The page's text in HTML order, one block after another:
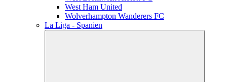
West Ham United
Wolverhampton Wanderers FC
La Liga - Spanien